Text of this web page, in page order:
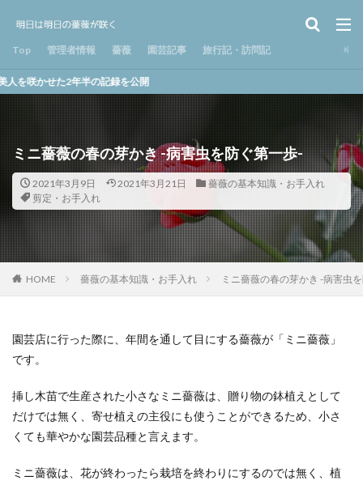
Top 管理者情報 薔薇 園芸記事 旅行記・訪問記
記録を公開
ミニ薔薇の春の芽かき -病害虫を防ぐ第一歩-
2021年3月9日 2021年3月21日
薔薇の基本知識・お手入れ
剪定・お手入れ
HOME 薔薇の基本知識・お手入れ ミニ薔薇の春の芽かき -病害虫
園芸店に行った際に、年間を通して目にする薔薇が「ミニ薔薇」
です。
挿し木苗で生産された小さなミニ薔薇は、贈り物の鉢植えとして
だけでは無く、寄せ植えの主役にも使うことができるため、小さ
くても華やかな園芸品種と言えます。
ミニ薔薇は、花が終わったら栽培を終わりにするのでは無く、植